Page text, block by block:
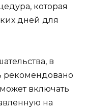
которая
дней для
в
рекомендовано
включать
на